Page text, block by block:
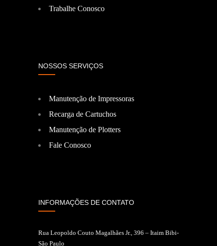
Trabalhe Conosco
NOSSOS SERVIÇOS
Manutenção de Impressoras
Recarga de Cartuchos
Manutenção de Plotters
Fale Conosco
INFORMAÇÕES DE CONTATO
Rua Leopoldo Couto Magalhães Jr., 396 – Itaim Bibi-
São Paulo